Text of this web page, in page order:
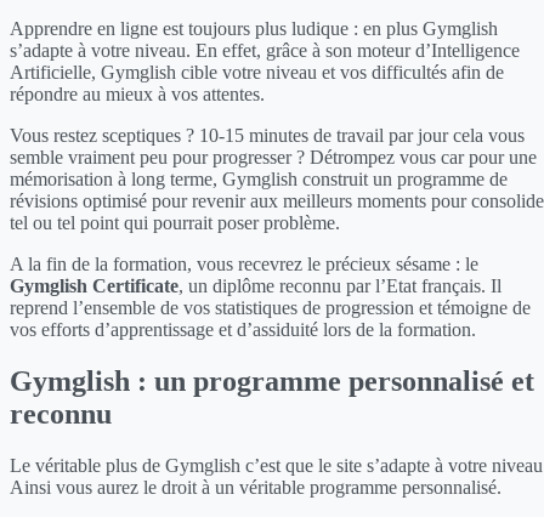
Apprendre en ligne est toujours plus ludique : en plus Gymglish
s’adapte à votre niveau. En effet, grâce à son moteur d’Intelligence
Artificielle, Gymglish cible votre niveau et vos difficultés afin de
répondre au mieux à vos attentes.
Vous restez sceptiques ? 10-15 minutes de travail par jour cela vous
semble vraiment peu pour progresser ? Détrompez vous car pour une
mémorisation à long terme, Gymglish construit un programme de
révisions optimisé pour revenir aux meilleurs moments pour
tel ou tel point qui pourrait poser problème.
A la fin de la formation, vous recevrez le précieux sésame : le
Gymglish Certificate, un diplôme reconnu par l’Etat français. Il
reprend l’ensemble de vos statistiques de progression et témoigne de
vos efforts d’apprentissage et d’assiduité lors de la formation.
Gymglish : un programme personnalisé et
reconnu
Le véritable plus de Gymglish c’est que le site s’adapte à votre
Ainsi vous aurez le droit à un véritable programme personnalisé.